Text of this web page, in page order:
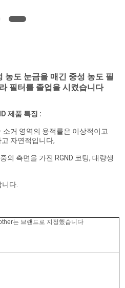
농도 눈금을 매긴 중성 농도 필
필터를 졸업을 시켰습니다
제품 특징 :
소거 영역의 용적률은 이상적이고
자연적입니다,
의 측면을 가진 RGND 코팅, 대량생
니다.
는 브랜드로 지정했습니다